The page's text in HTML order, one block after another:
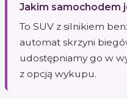
Jakim samochodem
To SUV z silnikiem
automat skrzyni
udostępniamy go w
z opcją wykupu.